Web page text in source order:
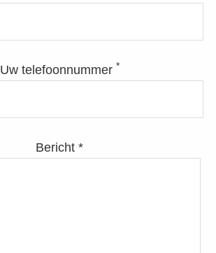
Uw telefoonnummer *
Bericht *